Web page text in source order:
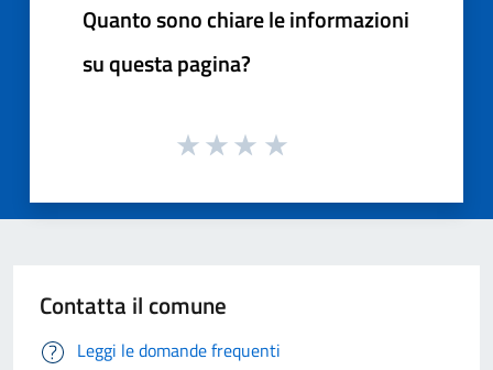
Quanto sono chiare le informazioni
su questa pagina?
Contatta il comune
Leggi le domande frequenti